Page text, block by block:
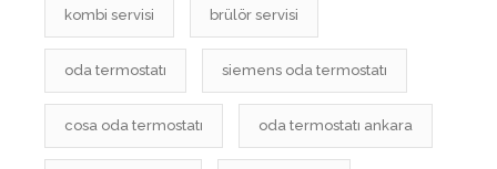
kombi servisi brülör servisi
oda termostatı siemens oda termostatı
cosa oda termostatı oda termostatı ankara